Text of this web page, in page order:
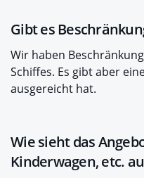
Gibt es
Wir haben
Schiffes. Es gibt aber
ausgereicht hat.
Wie sieht das
Kinderwagen, etc.